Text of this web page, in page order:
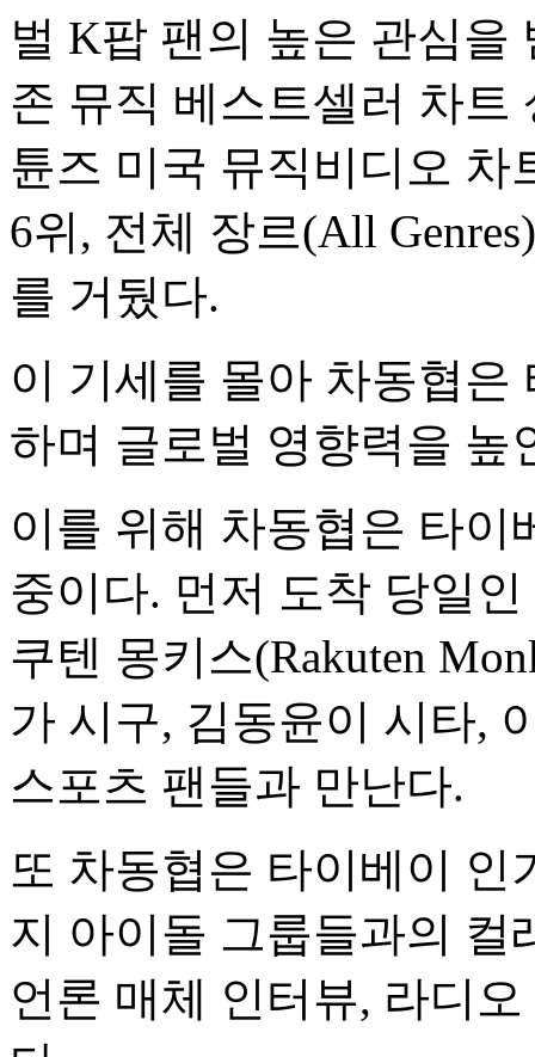
벌 K팝 팬의 높은 관심을
존 뮤직 베스트셀러 차트
튠즈 미국 뮤직비디오 차
6위, 전체 장르(All
를 거뒀다.
이 기세를 몰아 차동협은
하며 글로벌 영향력을 높
이를 위해 차동협은 타
중이다. 먼저 도착 당일
쿠텐 몽키스(Rakuten
가 시구, 김동윤이 시타,
스포츠 팬들과 만난다.
또 차동협은 타이베이 인
지 아이돌 그룹들과의 컬
언론 매체 인터뷰, 라디